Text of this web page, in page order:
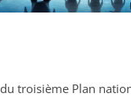
du troisième Plan